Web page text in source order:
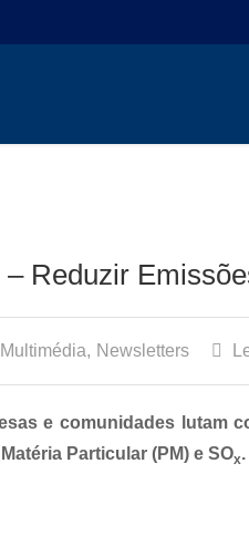
Reduzir
Multimédia, Newsletters
e comunidades lutam
Matéria Particular (PM) e SOx.